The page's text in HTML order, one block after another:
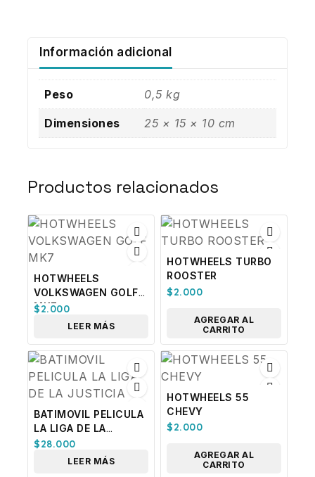
Información adicional
Peso 0,5 kg
Dimensiones 25 × 15 × 10 cm
Productos relacionados
HOTWHEELS
VOLKSWAGEN GOLF
MK7
$2.000
LEER MÁS
HOTWHEELS TURBO
ROOSTER
$2.000
AGREGAR AL
CARRITO
BATIMOVIL PELICULA
LA LIGA DE LA
JUSTICIA
$28.000
LEER MÁS
HOTWHEELS 55
CHEVY
$2.000
AGREGAR AL
CARRITO